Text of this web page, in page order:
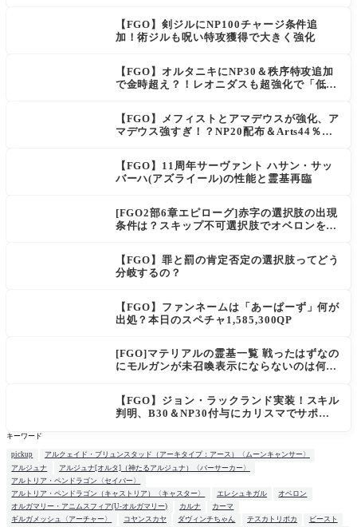
【FGO】剣ジルにNP100チャージ条件追
加！術ジルも呪い特攻獲得で大きく強化
【FGO】オルタニキにNP30＆秩序特攻追加
で金時超え？！レオニダスも超強化で「低レ
【FGO】メフィストとアマデウスが強化、ア
マデウス強すぎ！？NP20配布＆Arts44％強
【FGO】11周年サーヴァント ハサン・サッ
バーハ(アズライール)の性能と霊基再臨
[FGO2部6章エピローグ]赤字の選択肢の出現
条件は？スキップ不可選択肢でオベロンを疑
【FGO】罪と罰の肯定否定の選択肢ってどう
分岐するの？
【FGO】ファンネームは「あーぱーず」何が
出処？本日のスペチャ1,585,300QP
[FGO]マテリアルの霊基一覧 戦ったはずなの
にモルガンが未召喚表示にならないのは何
【FGO】ジョン・ラックランド実装！スキル
判明、B30＆NP30付与にカリスマでサポ性
キーワード
pickup
アルクェイド・ブリュンスタッド（アーキタイプ：アース）〈ムーンキャンサー〉
アルジュナ
アルジュナ[オルタ]（神たるアルジュナ）〈バーサーカー〉
アルトリア・ペンドラゴン〈セイバー〉
アルトリア・ペンドラゴン（キャストリア）〈キャスター〉
エレシュキガル
オベロン
オルガマリー・アニムスフィア(U-オルガマリー)
カルナ
カーマ
ギルガメッシュ〈アーチャー〉
コヤンスカヤ ダヴィンチちゃん テスカトリポカ ビースト